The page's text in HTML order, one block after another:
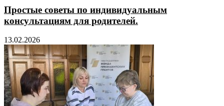
Простые советы по индивидуальным
консультациям для родителей.
13.02.2026